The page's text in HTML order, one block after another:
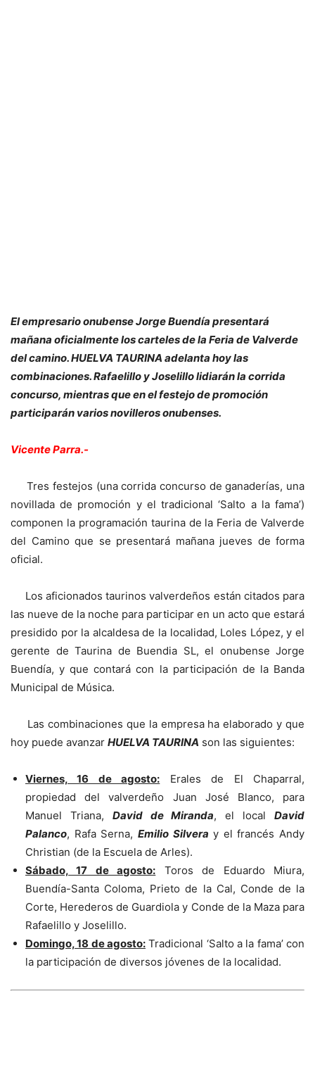
El empresario onubense Jorge Buendía presentará
mañana oficialmente los carteles de la Feria de Valverde
del camino. HUELVA TAURINA adelanta hoy las
combinaciones. Rafaelillo y Joselillo lidiarán la corrida
concurso, mientras que en el festejo de promoción
participarán varios novilleros onubenses.
Vicente Parra.-
Tres festejos (una corrida concurso de ganaderías, una
novillada de promoción y el tradicional ‘Salto a la fama’)
componen la programación taurina de la Feria de Valverde
del Camino que se presentará mañana jueves de forma
oficial.
Los aficionados taurinos valverdeños están citados para
las nueve de la noche para participar en un acto que estará
presidido por la alcaldesa de la localidad, Loles López, y el
gerente de Taurina de Buendia SL, el onubense Jorge
Buendía, y que contará con la participación de la Banda
Municipal de Música.
Las combinaciones que la empresa ha elaborado y que
hoy puede avanzar HUELVA TAURINA son las siguientes:
Viernes, 16 de agosto: Erales de El Chaparral,
propiedad del valverdeño Juan José Blanco, para
Manuel Triana, David de Miranda, el localDavid
Palanco, Rafa Serna, Emilio Silvera y el francés Andy
Christian (de la Escuela de Arles).
Sábado, 17 de agosto: Toros de Eduardo Miura,
Buendía-Santa Coloma, Prieto de la Cal, Conde de la
Corte, Herederos de Guardiola y Conde de la Maza para
Rafaelillo y Joselillo.
Domingo, 18 de agosto: Tradicional ‘Salto a la fama’ con
la participación de diversos jóvenes de la localidad.